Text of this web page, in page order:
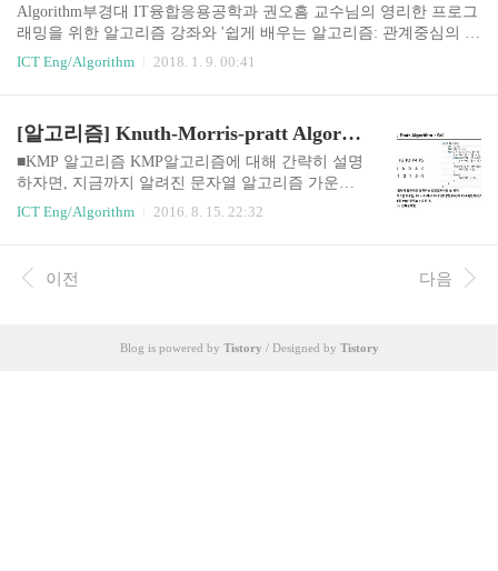
전체 문자열의 길이 + 1(첫번째 문자)이다.(recursive thinking) if the st
ring is empty //base case return 0; else return 1 plus the l..
Algorithm부경대 IT융합응용공학과 권오흠 교수님의 영리한 프로그
래밍을 위한 알고리즘 강좌와 '쉽게 배우는 알고리즘: 관계중심의 사
고법 - 문병로'등을 통한 알고리즘 학습 강좌 링크1. 알고리즘의 분
석알고리즘의 자원(resource) 사용량을 분석자원이란 실행시간, 메모
컴파일러 등실행시간을 측정하는 대신 연산의 실행 횟수를 카운트
연산의 실행 횟수는 입력 데이터의 크기에 관한 함수로 표현데이터
의 크기가 같더라고 실제 데이터에 따라서 달라짐최악의 경우 시간
복잡도(worst-case analysis)평균 시간복잡도(average-case analysis) 점
근적(Asympto..
ICT Eng/Algorithm 2018. 1. 9. 00:41
[알고리즘] Knuth-Morris-pratt Algorithm, KMP 알고리즘
■KMP 알고리즘 KMP알고리즘에 대해 간략히 설명
하자면, 지금까지 알려진 문자열 알고리즘 가운데
가장 최저의 시간복잡도를 가진 알고리즘이다. 일
단, KMP알고리즘의 시간복잡도는 O(N+K) 여기서
면 최소한 비교대상과 타겟의 문자열을 한번씩 읽
어봐야 할테니, 가장 최적의 시간복잡도이다.알고
하고, 본인 역시 아래의 링크를 참고해서 학습한 내
ICT Eng/Algorithm 2016. 8. 15. 22:32
이전 다음
Blog is powered by Tistory / Designed by Tistory